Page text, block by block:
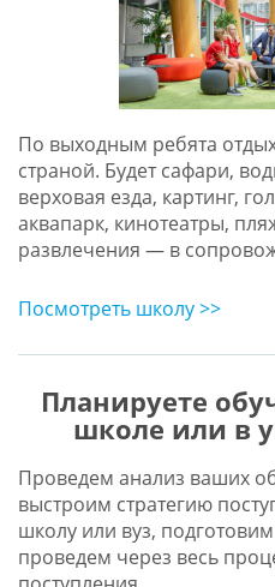
По выходным ребята
страной. Будет сафари,
верховая езда, картинг,
аквапарк, кинотеатры,
развлечения — в
Посмотреть школу >>
Планируете
школе или в
Проведем анализ ваших
выстроим стратегию
школу или вуз,
проведем через весь